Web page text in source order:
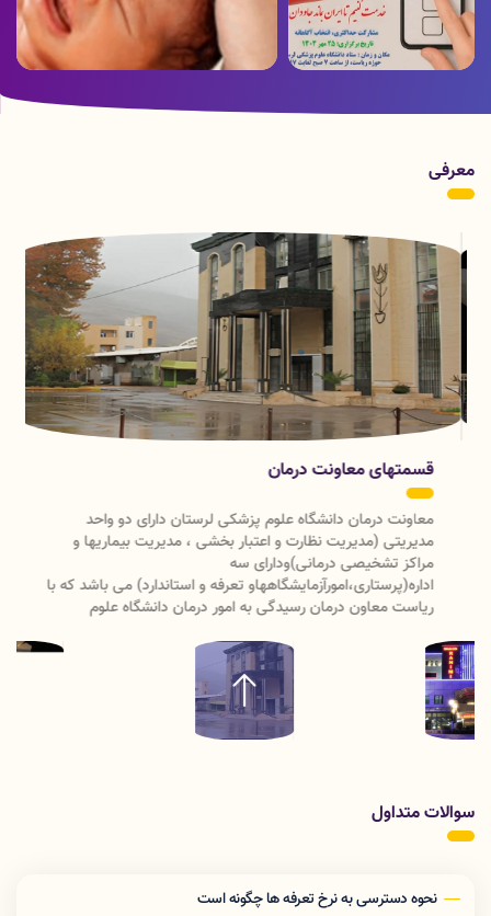
پوستر زمان برگزاری انتخابات
شهدای عشایر به مناسبت روز جهانی
معرفی
قسمتهای معاونت درمان
معاونت درمان دانشگاه علوم پزشکی لرستان دارای دو واحد
مدیریتی (مدیریت نظارت و اعتبار بخشی ، مدیریت بیماریها و
مراکز تشخیصی درمانی)ودارای سه
اداره(پرستاری،امورآزمایشگاههاو تعرفه و استاندارد) می باشد که با
ریاست معاون درمان رسیدگی به امور درمان دانشگاه علوم
سوالات متداول
نحوه دسترسی به نرخ تعرفه ها چگونه است